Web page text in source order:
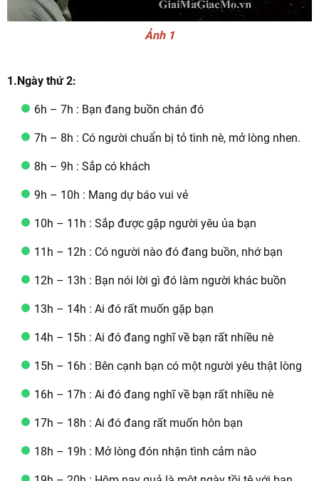
Ảnh 1
1.Ngày thứ 2:
6h – 7h : Bạn đang buồn chán đó
7h – 8h : Có người chuẩn bị tỏ tình nè, mở lòng nhen.
8h – 9h : Sắp có khách
9h – 10h : Mang dự báo vui vẻ
10h – 11h : Sắp được gặp người yêu ủa bạn
11h – 12h : Có người nào đó đang buồn, nhớ bạn
12h – 13h : Bạn nói lời gì đó làm người khác buồn
13h – 14h : Ai đó rất muốn gặp bạn
14h – 15h : Ai đó đang nghĩ về bạn rất nhiều nè
15h – 16h : Bên cạnh bạn có một người yêu thật lòng
16h – 17h : Ai đó đang nghĩ về bạn rất nhiều nè
17h – 18h : Ai đó đang rất muốn hôn bạn
18h – 19h : Mở lòng đón nhận tình cảm nào